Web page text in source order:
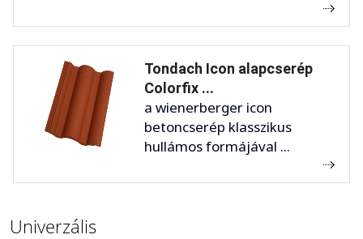
Tondach Icon alapcserép
Colorfix ...
a wienerberger icon
betoncserép klasszikus
hullámos formájával ...
Univerzális